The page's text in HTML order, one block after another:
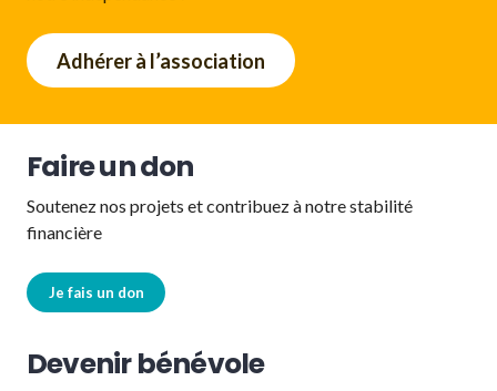
Adhérer à l’association
Faire un don
Soutenez nos projets et contribuez à notre stabilité
financière
Je fais un don
Devenir bénévole